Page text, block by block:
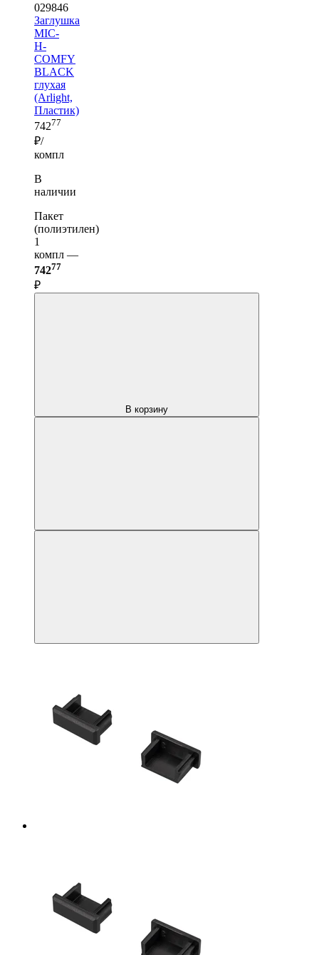
029846
Заглушка
MIC-
H-
COMFY
BLACK
глухая
(Arlight,
Пластик)
74277
₽/
компл
В
наличии
Пакет
(полиэтилен)
1
компл —
74277
₽
В корзину